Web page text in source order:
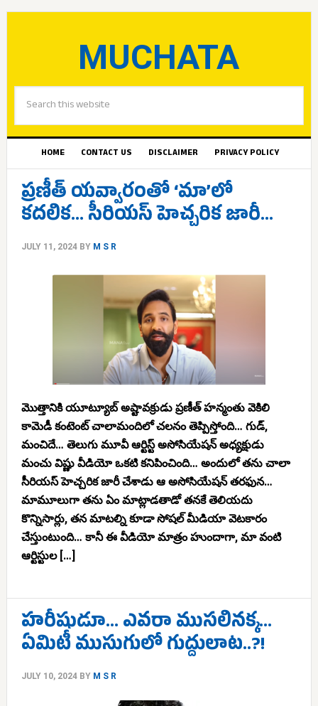
MUCHATA
HOME CONTACT US DISCLAIMER PRIVACY POLICY
ప్రణీత్ యవ్వారంతో ‘మా’లో
కదలిక… సీరియస్ హెచ్చరిక జారీ…
JULY 11, 2024BY M S R
మొత్తానికి యూట్యూబ్ అష్టావక్రుడు ప్రణీత్ హన్మంతు వెకిలి
కామెడీ కంటెంట్ చాలామందిలో చలనం తెప్పిస్తోంది… గుడ్,
మంచిదే… తెలుగు మూవీ ఆర్టిస్ట్ అసోసియేషన్ అధ్యక్షుడు
మంచు విష్ణు వీడియో ఒకటి కనిపించింది… అందులో తను చాలా
సీరియస్ హెచ్చరిక జారీ చేశాడు ఆ అసోసియేషన్ తరఫున…
మామూలుగా తను ఏం మాట్లాడతాడో తనకే తెలియదు
కొన్నిసార్లు, తన మాటల్ని కూడా సోషల్ మీడియా వెటకారం
చేస్తుంటుంది… కానీ ఈ వీడియో మాత్రం హుందాగా, మా వంటి
ఆర్టిస్టుల […]
హరీషుడూ… ఎవరా ముసలినక్క…
ఏమిటీ ముసుగులో గుద్దులాట..?!
JULY 10, 2024BY M S R